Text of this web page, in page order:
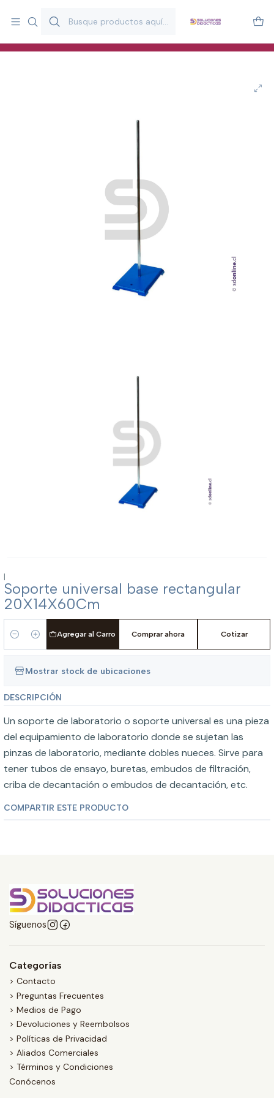
y estimulación infantil en Chile.
Especialistas en recursos educativos para aulas, terapeutas y
|
Soporte universal base rectangular
20X14X60Cm
Cantidad
Agregar al Carro Comprar ahora Cotizar
Mostrar stock de ubicaciones
DESCRIPCIÓN
Un soporte de laboratorio o soporte universal es una pieza
del equipamiento de laboratorio donde se sujetan las
pinzas de laboratorio, mediante dobles nueces. Sirve para
tener tubos de ensayo, buretas, embudos de filtración,
criba de decantación o embudos de decantación, etc.
COMPARTIR ESTE PRODUCTO
Síguenos
Categorías
> Contacto
> Preguntas Frecuentes
> Medios de Pago
> Devoluciones y Reembolsos
> Políticas de Privacidad
> Aliados Comerciales
> Términos y Condiciones
Conócenos